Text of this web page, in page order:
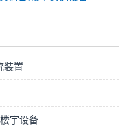
装置
宇设备